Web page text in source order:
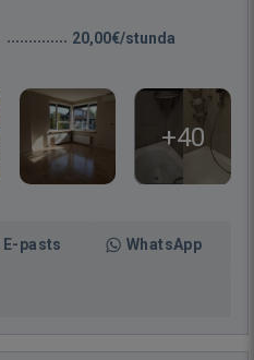
20,00€/stunda
+40
E-pasts WhatsApp